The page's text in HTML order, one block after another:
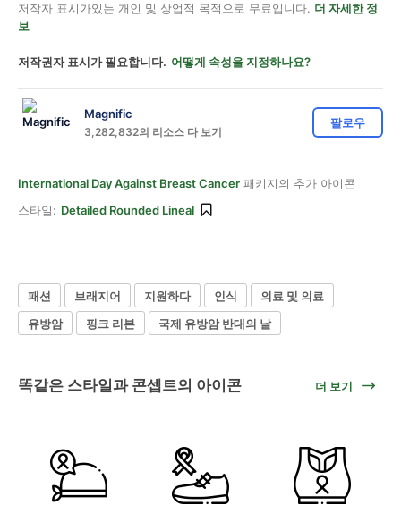
저작자 표시가있는 개인 및 상업적 목적으로 무료입니다. 더 자세한 정
보
저작권자 표시가 필요합니다. 어떻게 속성을 지정하나요?
Magnific
3,282,832의 리소스 다 보기
팔로우
International Day Against Breast Cancer 패키지의 추가 아이콘
스타일: Detailed Rounded Lineal
패션 브래지어 지원하다 인식
의료 및 의료
유방암
핑크 리본 국제 유방암 반대의 날
똑같은 스타일과 콘셉트의 아이콘 더 보기